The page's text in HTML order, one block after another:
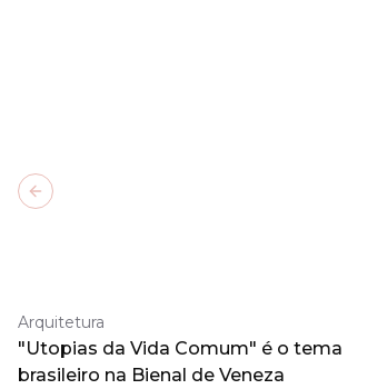
Arquitetura
"Utopias da Vida Comum" é o tema
brasileiro na Bienal de Veneza
Previous slide